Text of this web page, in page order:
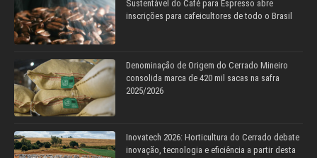
Sustentável do Café para Espresso abre
inscrições para cafeicultores de todo o Brasil
Denominação de Origem do Cerrado Mineiro
consolida marca de 420 mil sacas na safra
2025/2026
Inovatech 2026: Horticultura do Cerrado debate
inovação, tecnologia e eficiência a partir desta